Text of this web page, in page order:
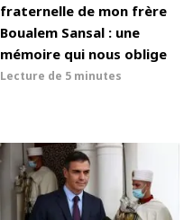
fraternelle de mon frère
Boualem Sansal : une
mémoire qui nous oblige
Lecture de 5 minutes